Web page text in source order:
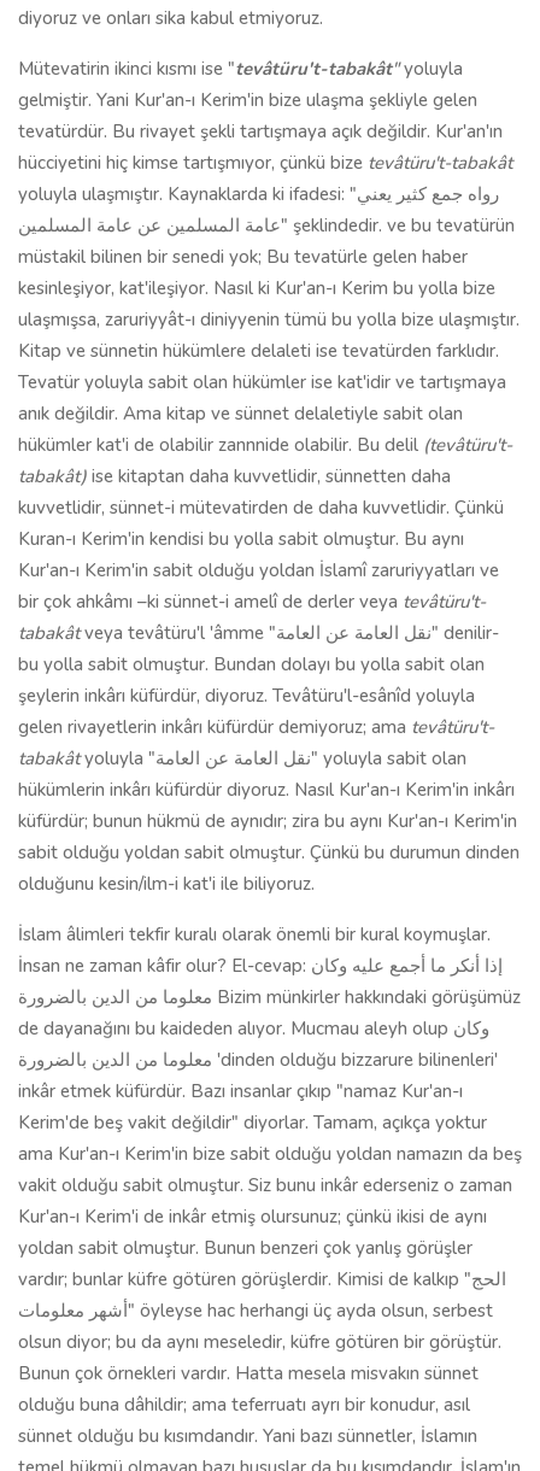
diyoruz ve onları sika kabul etmiyoruz.
Mütevatirin ikinci kısmı ise "tevâtüru't-tabakât"yoluyla
gelmiştir. Yani Kur'an-ı Kerim'in bize ulaşma şekliyle gelen
tevatürdür. Bu rivayet şekli tartışmaya açık değildir. Kur'an'ın
hücciyetini hiç kimse tartışmıyor, çünkü bize tevâtüru't-tabakât
yoluyla ulaşmıştır. Kaynaklarda ki ifadesi: "رواه جمع كثير يعني
عامة المسلمين عن عامة المسلمين" şeklindedir. ve bu tevatürün
müstakil bilinen bir senedi yok; Bu tevatürle gelen haber
kesinleşiyor, kat'ileşiyor. Nasıl ki Kur'an-ı Kerim bu yolla bize
ulaşmışsa, zaruriyyât-ı diniyyenin tümü bu yolla bize ulaşmıştır.
Kitap ve sünnetin hükümlere delaleti ise tevatürden farklıdır.
Tevatür yoluyla sabit olan hükümler ise kat'idir ve tartışmaya
anık değildir. Ama kitap ve sünnet delaletiyle sabit olan
hükümler kat'i de olabilir zannnide olabilir. Bu delil (tevâtüru't-
tabakât) ise kitaptan daha kuvvetlidir, sünnetten daha
kuvvetlidir, sünnet-i mütevatirden de daha kuvvetlidir. Çünkü
Kuran-ı Kerim'in kendisi bu yolla sabit olmuştur. Bu aynı
Kur'an-ı Kerim'in sabit olduğu yoldan İslamî zaruriyyatları ve
bir çok ahkâmı –ki sünnet-i amelî de derler veya tevâtüru't-
tabakâtveya tevâtüru'l 'âmme "نقل العامة عن العامة" denilir-
bu yolla sabit olmuştur. Bundan dolayı bu yolla sabit olan
şeylerin inkârı küfürdür, diyoruz. Tevâtüru'l-esânîd yoluyla
gelen rivayetlerin inkârı küfürdür demiyoruz; ama tevâtüru't-
tabakâtyoluyla "نقل العامة عن العامة" yoluyla sabit olan
hükümlerin inkârı küfürdür diyoruz. Nasıl Kur'an-ı Kerim'in inkârı
küfürdür; bunun hükmü de aynıdır; zira bu aynı Kur'an-ı Kerim'in
sabit olduğu yoldan sabit olmuştur. Çünkü bu durumun dinden
olduğunu kesin/ilm-i kat'i ile biliyoruz.
İslam âlimleri tekfir kuralı olarak önemli bir kural koymuşlar.
İnsan ne zaman kâfir olur? El-cevap: إذا أنكر ما أجمع عليه وكان
معلوما من الدين بالضرورة Bizim münkirler hakkındaki görüşümüz
de dayanağını bu kaideden alıyor. Mucmau aleyh olup وكان
معلوما من الدين بالضرورة 'dinden olduğu bizzarure bilinenleri'
inkâr etmek küfürdür. Bazı insanlar çıkıp "namaz Kur'an-ı
Kerim'de beş vakit değildir" diyorlar. Tamam, açıkça yoktur
ama Kur'an-ı Kerim'in bize sabit olduğu yoldan namazın da beş
vakit olduğu sabit olmuştur. Siz bunu inkâr ederseniz o zaman
Kur'an-ı Kerim'i de inkâr etmiş olursunuz; çünkü ikisi de aynı
yoldan sabit olmuştur. Bunun benzeri çok yanlış görüşler
vardır; bunlar küfre götüren görüşlerdir. Kimisi de kalkıp "الحج
أشهر معلومات" öyleyse hac herhangi üç ayda olsun, serbest
olsun diyor; bu da aynı meseledir, küfre götüren bir görüştür.
Bunun çok örnekleri vardır. Hatta mesela misvakın sünnet
olduğu buna dâhildir; ama teferruatı ayrı bir konudur, asıl
sünnet olduğu bu kısımdandır. Yani bazı sünnetler, İslamın